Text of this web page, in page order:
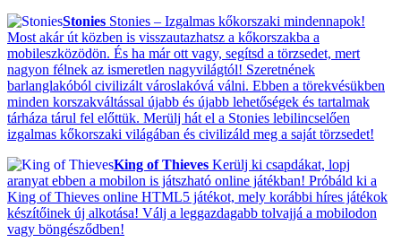
Stonies Stonies – Izgalmas kőkorszaki mindennapok!
Most akár út közben is visszautazhatsz a kőkorszakba a
mobileszközödön. És ha már ott vagy, segítsd a törzsedet, mert
nagyon félnek az ismeretlen nagyvilágtól! Szeretnének
barlanglakóból civilizált városlakóvá válni. Ebben a törekvésükben
minden korszakváltással újabb és újabb lehetőségek és tartalmak
tárháza tárul fel előttük. Merülj hát el a Stonies lebilincselően
izgalmas kőkorszaki világában és civilizáld meg a saját törzsedet!
King of Thieves Kerülj ki csapdákat, lopj
aranyat ebben a mobilon is játszható online játékban! Próbáld ki a
King of Thieves online HTML5 játékot, mely korábbi híres játékok
készítőinek új alkotása! Válj a leggazdagabb tolvajjá a mobilodon
vagy böngésződben!